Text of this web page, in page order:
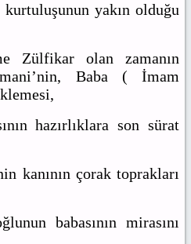
yakın olduğu
Zülfikar olan zamanın
Baba ( İmam
hazırlıklara son sürat
kanının çorak toprakları
babasının mirasını